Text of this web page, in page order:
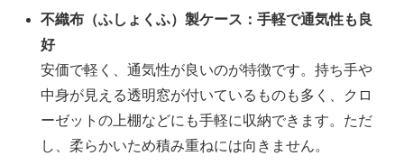
不織布（ふしょくふ）製ケース：手軽で通気性も良
好
安価で軽く、通気性が良いのが特徴です。持ち手や
中身が見える透明窓が付いているものも多く、クロ
ーゼットの上棚などにも手軽に収納できます。ただ
し、柔らかいため積み重ねには向きません。